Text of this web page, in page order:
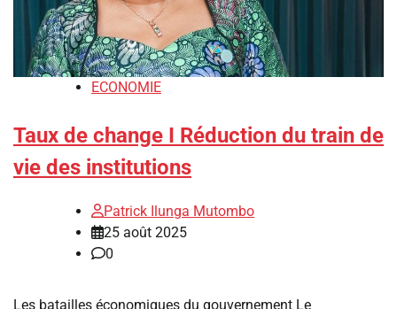
ECONOMIE
Taux de change I Réduction du train de
vie des institutions
Patrick Ilunga Mutombo
25 août 2025
0
Les batailles économiques du gouvernement Le